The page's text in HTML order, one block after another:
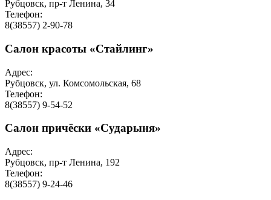
Рубцовск, пр-т Ленина, 34
Телефон:
8(38557) 2-90-78
Салон красоты «Стайлинг»
Адрес:
Рубцовск, ул. Комсомольская, 68
Телефон:
8(38557) 9-54-52
Салон причёски «Сударыня»
Адрес:
Рубцовск, пр-т Ленина, 192
Телефон:
8(38557) 9-24-46